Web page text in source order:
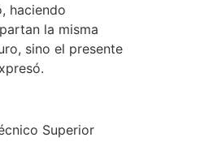
haciendo
la misma
sino el presente
Superior